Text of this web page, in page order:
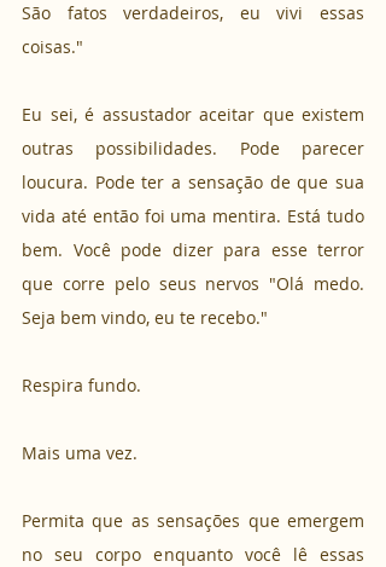
São fatos verdadeiros, eu vivi essas
coisas."
Eu sei, é assustador aceitar que existem
outras possibilidades. Pode parecer
loucura. Pode ter a sensação de que sua
vida até então foi uma mentira. Está tudo
bem. Você pode dizer para esse terror
que corre pelo seus nervos "Olá medo.
Seja bem vindo, eu te recebo."
Respira fundo.
Mais uma vez.
Permita que as sensações que emergem
no seu corpo enquanto você lê essas